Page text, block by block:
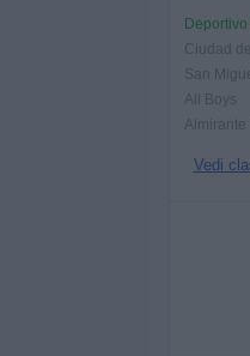
San
All Boys
Vedi